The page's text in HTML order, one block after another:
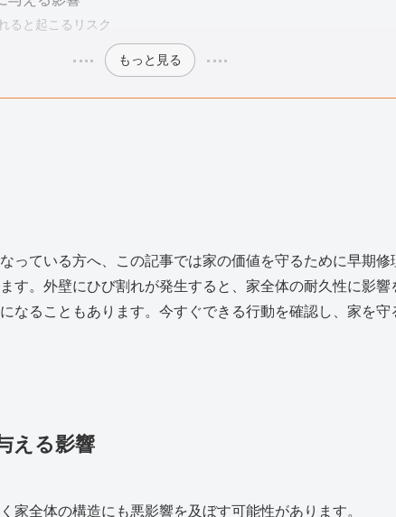
ると起こるリスク
もっと見る
っている方へ、この記事では家の価値を守るために早期修
す。外壁にひび割れが発生すると、家全体の耐久性に影響
なることもあります。今すぐできる行動を確認し、家を守
える影響
家全体の構造にも悪影響を及ぼす可能性があります。